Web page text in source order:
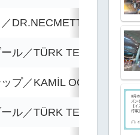
DR.NECMETTİN
ル／TÜRK TELEKOM
プ／KAMİL OCAK
ル／TÜRK TELEKOM